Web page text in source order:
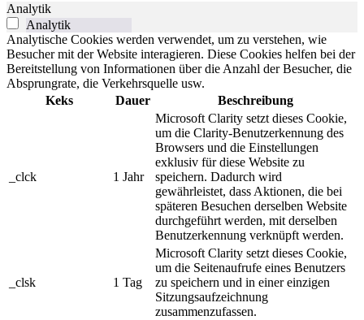
Analytik
Analytik
Analytische Cookies werden verwendet, um zu verstehen, wie
Besucher mit der Website interagieren. Diese Cookies helfen bei der
Bereitstellung von Informationen über die Anzahl der Besucher, die
Absprungrate, die Verkehrsquelle usw.
Keks
Dauer Beschreibung
_clck 1 Jahr
Microsoft Clarity setzt dieses Cookie,
um die Clarity-Benutzerkennung des
Browsers und die Einstellungen
exklusiv für diese Website zu
speichern. Dadurch wird
gewährleistet, dass Aktionen, die bei
späteren Besuchen derselben Website
durchgeführt werden, mit derselben
Benutzerkennung verknüpft werden.
_clsk 1 Tag
Microsoft Clarity setzt dieses Cookie,
um die Seitenaufrufe eines Benutzers
zu speichern und in einer einzigen
Sitzungsaufzeichnung
zusammenzufassen.